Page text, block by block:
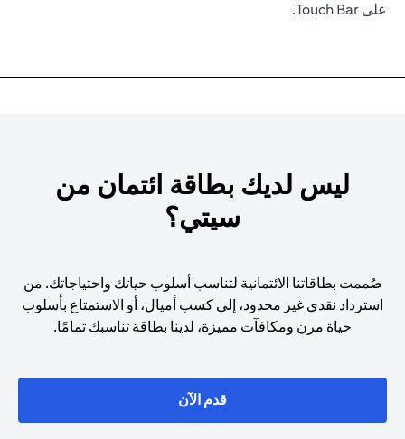
على Touch Bar.
ليس لديك بطاقة ائتمان من
سيتي؟
صُممت بطاقاتنا الائتمانية لتناسب أسلوب حياتك واحتياجاتك. من
استرداد نقدي غير محدود، إلى كسب أميال، أو الاستمتاع بأسلوب
حياة مرن ومكافآت مميزة، لدينا بطاقة تناسبك تمامًا.
قدم الآن